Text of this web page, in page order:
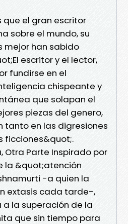
que el gran escritor
sobre el mundo, su
mejor han sabido
escritor y el lector,
fundirse en el
chispeante y
que solapan el
piezas del genero,
tanto en las digresiones
ficciones&quot;.
Otra Parte Inspirado por
la &quot;atención
-a quien la
extasis cada tarde-,
a la superación de la
que sin tiempo para